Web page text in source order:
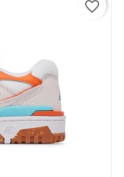
favorite_border